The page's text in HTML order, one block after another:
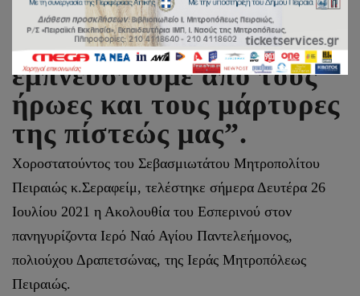
Μητροπολίτης Πειραιώς:
“Καλούμαστε να
εμπνευστούμε από τους
ήρωες και τους μάρτυρες
της πίστεώς μας”.
Χοροστατούντος του Σεβασμιωτάτου Μητροπολίτου
Πειραιώς κ.Σεραφείμ, τελέστηκε σήμερα Δευτέρα 26
Ιουλίου 2021 η Ακολουθία του Εσπερινού στον
πανηγυρίζοντα Ιερό Ναό Αγίου Παντελεήμονος,
πολιούχου Δραπετσώνας, της Ιεράς Μητροπόλεως
Πειραιώς.